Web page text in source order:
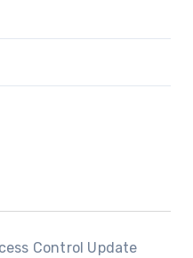
Control Update